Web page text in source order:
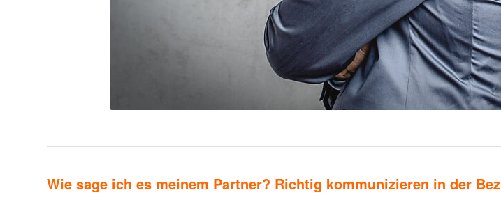
Wie sage ich es meinem Partner? Richtig kommunizieren in der